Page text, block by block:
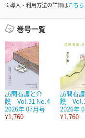
※導入・利用方法の詳細はこちら
巻号一覧
訪問看護と介
護 Vol.31 No.4
2026年 07月号
¥1,760
訪問看
護
2026年
¥1,760